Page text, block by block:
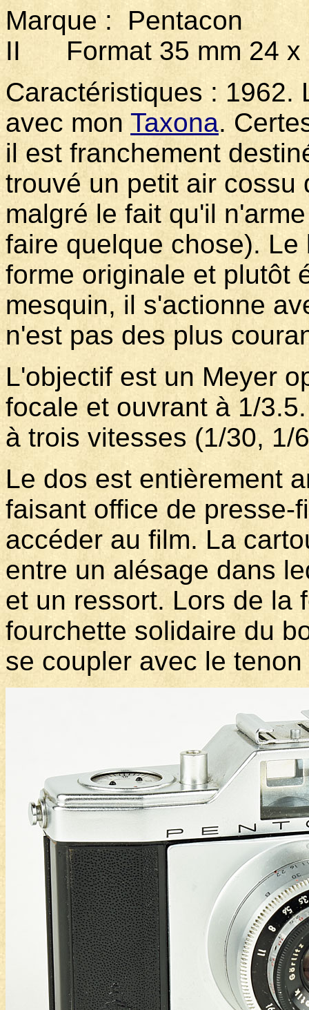
Marque :
II Format 35 mm 24 x
Caractéristiques : 1962.
avec mon Taxona.
il est franchement
trouvé un petit air cossu
malgré le fait qu'il
faire quelque chose).
forme originale et plutôt
mesquin, il s'actionne
n'est pas des plus
L'objectif est un Meyer
focale et ouvrant à 1/
à trois vitesses (1/30, 1/
Le dos est entièrement
faisant office de presse-
accéder au film. La
entre un alésage dans
et un ressort. Lors de la
fourchette solidaire du
se coupler avec le